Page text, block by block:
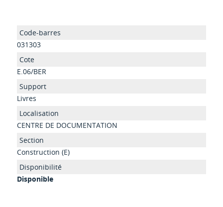
031303
E.06/BER
Livres
CENTRE DE DOCUMENTATION
Construction (E)
Disponible